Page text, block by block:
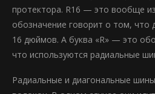
протектора. R16 — это вообще
обозначение говорит о том, что
16 дюймов. А буква «R» — это
что используются радиальные
Радиальные и диагональные